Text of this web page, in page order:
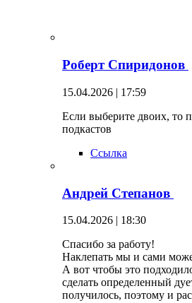
Роберт Спиридонов
15.04.2026 | 17:59
Если выберите двоих, то
подкастов
Ссылка
Андрей Степанов
15.04.2026 | 18:30
Спасибо за работу!
Наклепать мы и сами
А вот чтобы это
сделать определенный
получилось, поэтому и